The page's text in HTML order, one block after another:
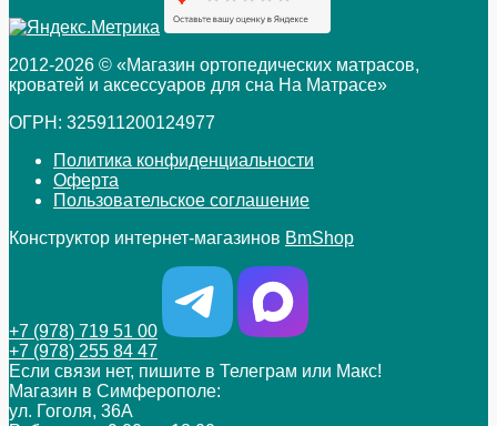
2012-2026 © «Магазин ортопедических матрасов,
кроватей и аксессуаров для сна На Матрасе»
ОГРН: 325911200124977
Политика конфиденциальности
Оферта
Пользовательское соглашение
Конструктор интернет-магазинов BmShop
+7 (978) 719 51 00
+7 (978) 255 84 47
Если связи нет, пишите в Телеграм или Макс!
Магазин в Симферополе:
ул. Гоголя, 36А